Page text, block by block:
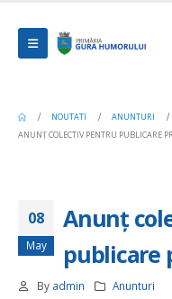
NOUTATI
ANUNTURI
ANUNȚ COLECTIV PENTRU PUBLICARE
08
May
Anunț
publicare
By admin Anunturi